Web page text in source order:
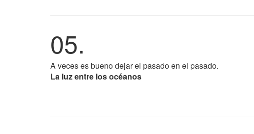
05.
A veces es bueno dejar el pasado en el pasado.
La luz entre los océanos